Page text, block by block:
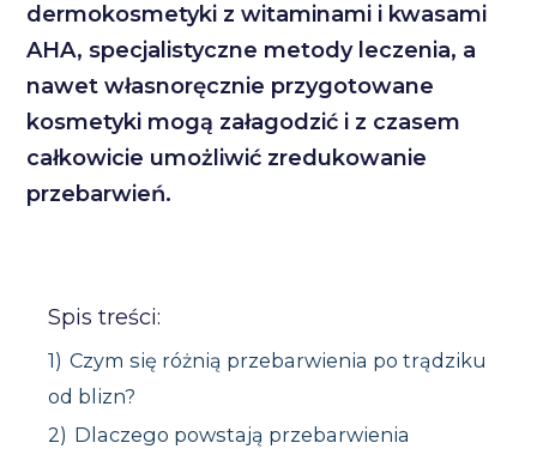
dermokosmetyki z witaminami i kwasami
AHA, specjalistyczne metody leczenia, a
nawet własnoręcznie przygotowane
kosmetyki mogą załagodzić i z czasem
całkowicie umożliwić zredukowanie
przebarwień.
Spis treści:
1) Czym się różnią przebarwienia po trądziku
od blizn?
2) Dlaczego powstają przebarwienia